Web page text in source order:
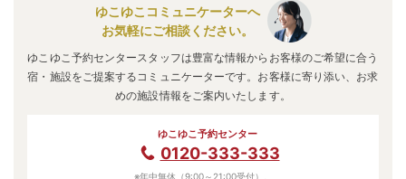
ゆこゆこコミュニケーターへ
お気軽にご相談ください。
ゆこゆこ予約センタースタッフは豊富な情報からお客様のご希望に合う
宿・施設をご提案するコミュニケーターです。お客様に寄り添い、お求
めの施設情報をご案内いたします。
ゆこゆこ予約センター
0120-333-333
※年中無休（9:00～21:00受付）。